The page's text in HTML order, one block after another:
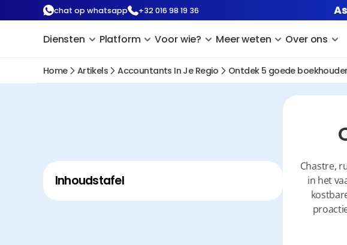
chat op whatsapp +32 016 98 19 36
Diensten Platform Voor wie? Meer weten Over ons
Home Artikels Accountants In Je Regio Ontdek 5 goede
Inhoudstafel
Chastre,
in het